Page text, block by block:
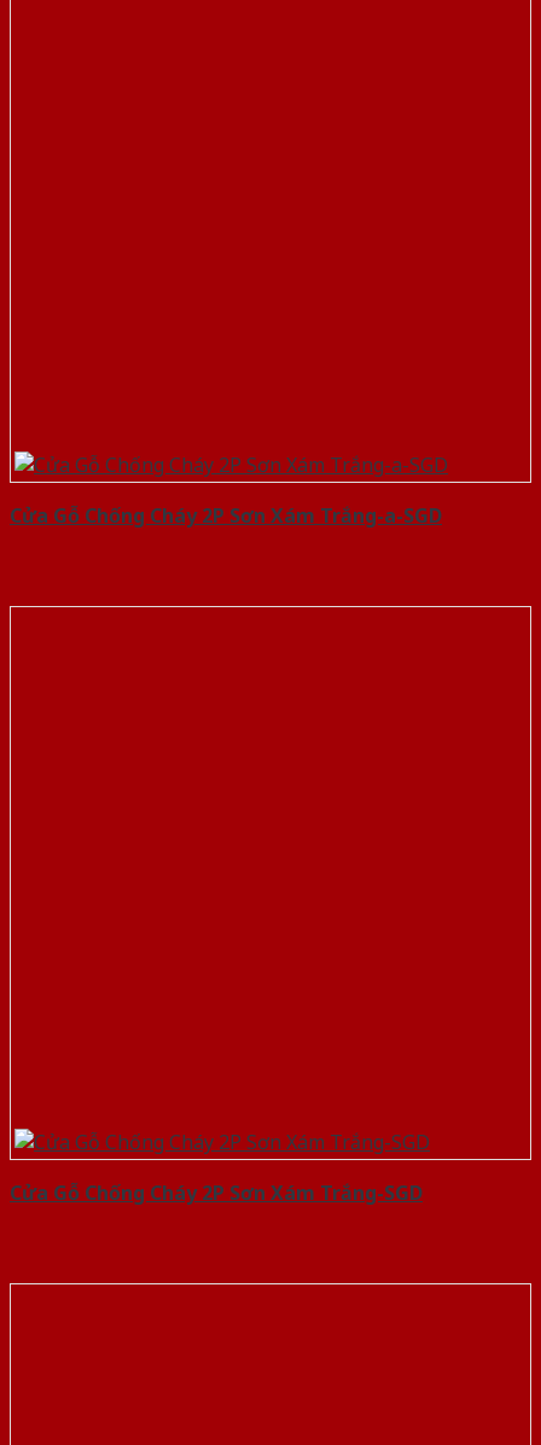
Cửa Gỗ Chống Cháy 2P Sơn Xám Trắng-a-SGD
Cửa Gỗ Chống Cháy 2P Sơn Xám Trắng-SGD